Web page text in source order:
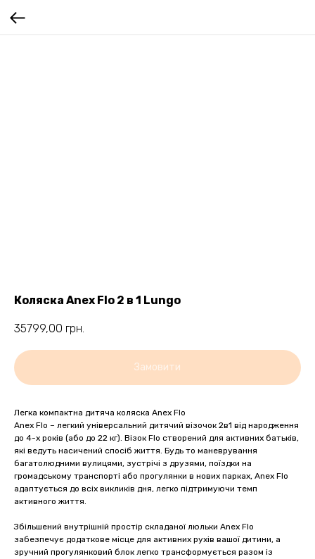
Коляска Anex Flo 2 в 1 Lungo
35799,00 грн.
Замовити
Легка компактна дитяча коляска Anex Flo
Anex Flo – легкий універсальний дитячий візочок 2в1 від народження
до 4-х років (або до 22 кг). Візок Flo створений для активних батьків,
які ведуть насичений спосіб життя. Будь то маневрування
багатолюдними вулицями, зустрічі з друзями, поїздки на
громадському транспорті або прогулянки в нових парках, Anex Flo
адаптується до всіх викликів дня, легко підтримуючи темп
активного життя.
Збільшений внутрішній простір складаної люльки Anex Flo
забезпечує додаткове місце для активних рухів вашої дитини, а
зручний прогулянковий блок легко трансформується разом із